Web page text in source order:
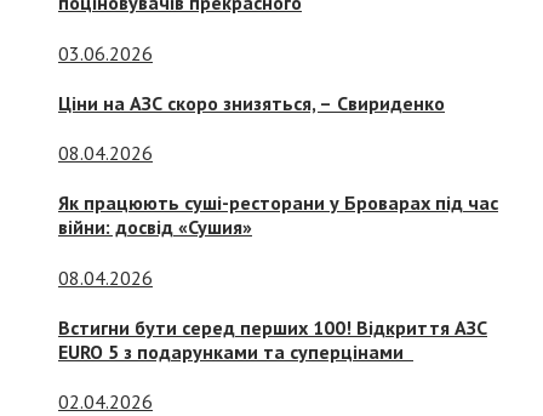
03.06.2026
Ціни на АЗС скоро знизяться, – Свириденко
08.04.2026
Як працюють суші-ресторани у Броварах під час
війни: досвід «Сушия»
08.04.2026
Встигни бути серед перших 100! Відкриття АЗС
EURO 5 з подарунками та суперцінами
02.04.2026